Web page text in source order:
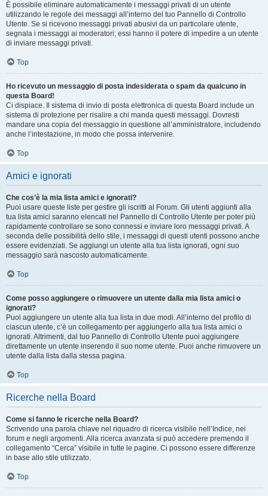
È possibile eliminare automaticamente i messaggi privati ​​di un utente
utilizzando le regole dei messaggi all’interno del tuo Pannello di Controllo
Utente. Se si ricevono messaggi privati ​​abusivi da un particolare utente,
segnala i messaggi ai moderatori; essi hanno il potere di impedire a un utente
di inviare messaggi privati​​.
Top
Ho ricevuto un messaggio di posta indesiderata o spam da qualcuno in
questa Board!
Ci dispiace. Il sistema di invio di posta elettronica di questa Board include un
sistema di protezione per risalire a chi manda questi messaggi. Dovresti
mandare una copia del messaggio in questione all’amministratore, includendo
anche l’intestazione, in modo che possa intervenire.
Top
Amici e ignorati
Che cos’è la mia lista amici e ignorati?
Puoi usare queste liste per gestire gli iscritti al Forum. Gli utenti aggiunti alla
tua lista amici saranno elencati nel Pannello di Controllo Utente per poter più
rapidamente controllare se sono connessi e inviare loro messaggi privati. A
seconda delle possibilità dello stile, i messaggi di questi utenti possono anche
essere evidenziati. Se aggiungi un utente alla tua lista ignorati, ogni suo
messaggio sarà nascosto automaticamente.
Top
Come posso aggiungere o rimuovere un utente dalla mia lista amici o
ignorati?
Puoi aggiungere un utente alla tua lista in due modi. All’interno del profilo di
ciascun utente, c’è un collegamento per aggiungerlo alla tua lista amici o
ignorati. Altrimenti, dal tuo Pannello di Controllo Utente puoi aggiungere
direttamente un utente inserendo il suo nome utente. Puoi anche rimuovere un
utente dalla lista dalla stessa pagina.
Top
Ricerche nella Board
Come si fanno le ricerche nella Board?
Scrivendo una parola chiave nel riquadro di ricerca visibile nell’Indice, nei
forum e negli argomenti. Alla ricerca avanzata si può accedere premendo il
collegamento “Cerca” visibile in tutte le pagine. Ci possono essere differenze
in base allo stile utilizzato.
Top